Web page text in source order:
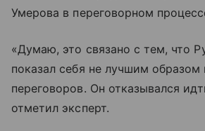
Умерова в переговорном
«Думаю, это связано с тем, что
показал себя не лучшим образом
переговоров. Он отказывался
отметил эксперт.